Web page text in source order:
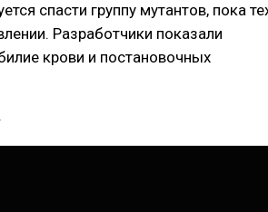
спасти группу мутантов, пока
Разработчики показали
крови и постановочных
.